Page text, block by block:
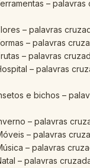
– palavras
– palavras
– palavras
– palavras
– palavras
e bichos –
– palavras
– palavras
– palavras
– palavras